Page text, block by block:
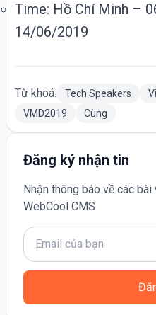
Time: Hồ Chí Minh –
14/06/2019
Từ khoá: Tech Speakers
VMD2019
Cùng
Đăng ký nhận tin
Nhận thông báo về các
WebCool CMS